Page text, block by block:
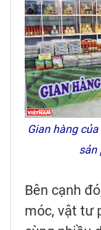
Gian hàng
sản
Bên cạnh
móc, vật tư